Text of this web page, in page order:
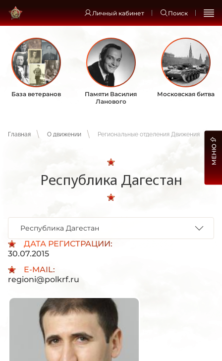
Личный кабинет Поиск
База ветеранов
Памяти Василия
Ланового
Московская битва
Главная О движении Региональные отделения Движения
Республика Дагестан
ДАТА РЕГИСТРАЦИИ:
30.07.2015
E-MAIL:
regioni@polkrf.ru
Республика Дагестан
МЕНЮ